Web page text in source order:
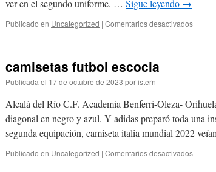
ver en el segundo uniforme. … Sigue leyendo →
Publicado en Uncategorized | Comentarios desactivadosen
camisetas futbol escocia
Publicada el 17 de octubre de 2023 poristern
Alcalá del Río C.F. Academia Benferri-Oleza-
diagonal en negro y azul. Y adidas preparó toda una
segunda equipación, camiseta italia mundial 2022
Publicado en Uncategorized | Comentarios desactivadosen